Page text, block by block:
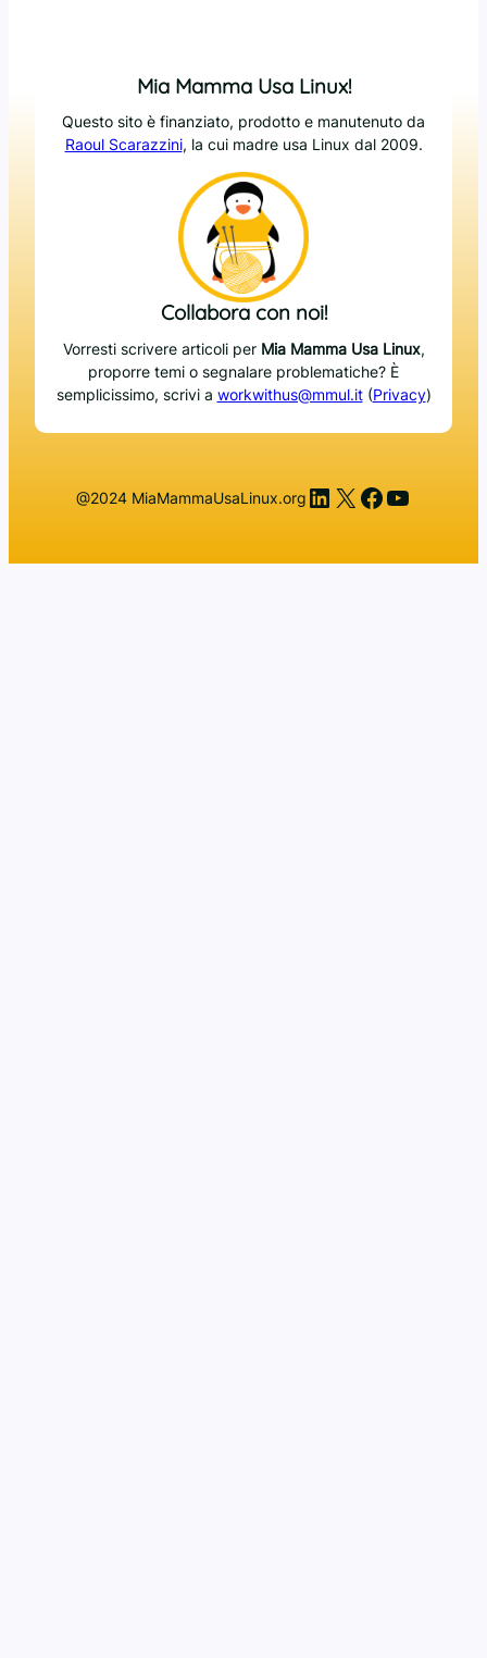
Mia Mamma Usa Linux!
Questo sito è finanziato, prodotto e manutenuto da
Raoul Scarazzini, la cui madre usa Linux dal 2009.
Collabora con noi!
Vorresti scrivere articoli per Mia Mamma Usa Linux,
proporre temi o segnalare problematiche? È
semplicissimo, scrivi a workwithus@mmul.it(Privacy)
@2024 MiaMammaUsaLinux.org LinkedIn
X Facebook